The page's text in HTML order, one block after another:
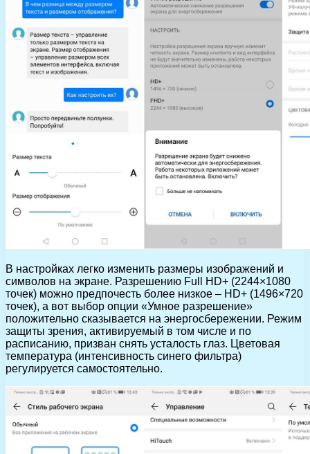
В настройках легко изменить размеры изображений и
символов на экране. Разрешению Full HD+ (2244×1080
точек) можно предпочесть более низкое – HD+ (1496×720
точек), а вот выбор опции «Умное разрешение»
положительно сказывается на энергосбережении. Режим
защиты зрения, активируемый в том числе и по
расписанию, призван снять усталость глаз. Цветовая
температура (интенсивность синего фильтра)
регулируется самостоятельно.